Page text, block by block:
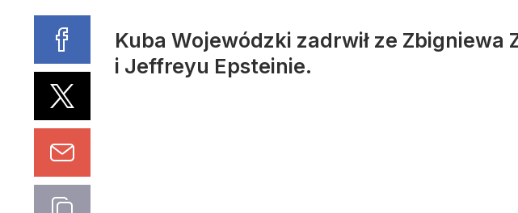
Kuba Wojewódzki zadrwił ze Zbigniewa
i Jeffreyu Epsteinie.